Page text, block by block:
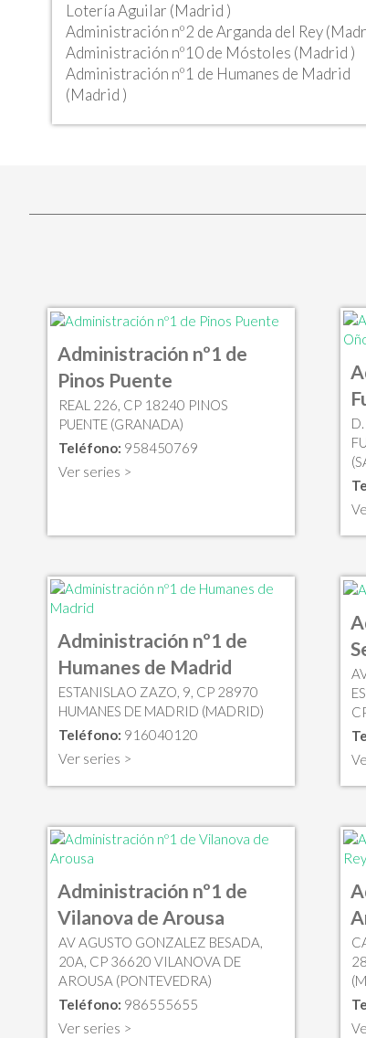
Lotería Aguilar (Madrid )
Administración nº2 de Arganda del Rey
Administración nº10 de Móstoles (Madrid )
Administración nº1 de Humanes de Madrid
(Madrid )
Administración nº1 de
Pinos Puente
REAL 226, CP 18240 PINOS
PUENTE (GRANADA)
Teléfono: 958450769
Ver series >
Administración nº1 de
Humanes de Madrid
ESTANISLAO ZAZO, 9, CP 28970
HUMANES DE MADRID (MADRID)
Teléfono: 916040120
Ver series >
Administración nº1 de
Vilanova de Arousa
AV AGUSTO GONZALEZ BESADA,
20A, CP 36620 VILANOVA DE
AROUSA (PONTEVEDRA)
Teléfono: 986555655
Ver series >